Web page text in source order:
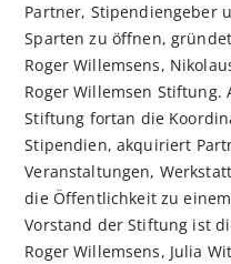
Partner, Stipendiengeber
Sparten zu öffnen,
Roger Willemsens,
Roger Willemsen
Stiftung fortan die
Stipendien, akquiriert
Veranstaltungen,
die Öffentlichkeit zu
Vorstand der Stiftung ist
Roger Willemsens, Julia